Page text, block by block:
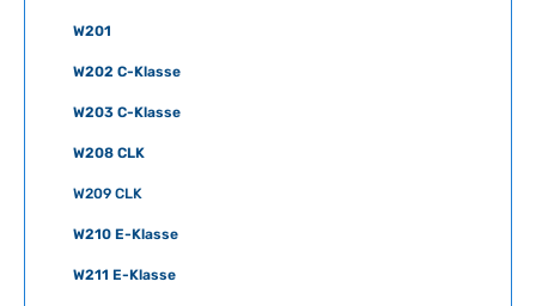
W201
W202 C-Klasse
W203 C-Klasse
W208 CLK
W209 CLK
W210 E-Klasse
W211 E-Klasse